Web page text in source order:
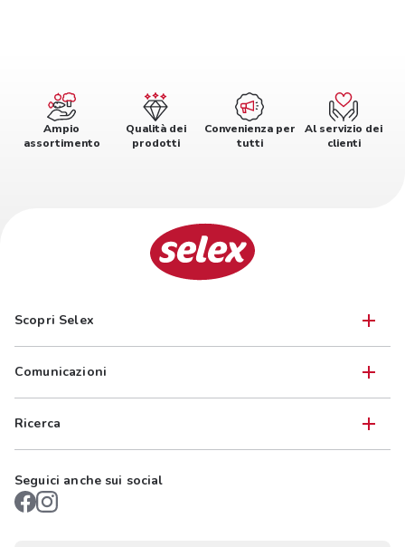
Ampio
assortimento
Qualità dei
prodotti
Convenienza per
tutti
Al servizio dei
clienti
Scopri Selex
Comunicazioni
Ricerca
Seguici anche sui social